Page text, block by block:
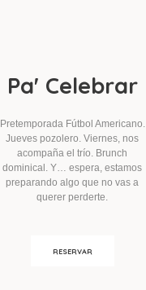
Pa' Celebrar
Pretemporada Fútbol Americano.
Jueves pozolero. Viernes, nos
acompaña el trío. Brunch
dominical. Y… espera, estamos
preparando algo que no vas a
querer perderte.
RESERVAR